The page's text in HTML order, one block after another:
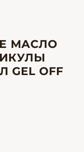
МАСЛО
GEL OFF